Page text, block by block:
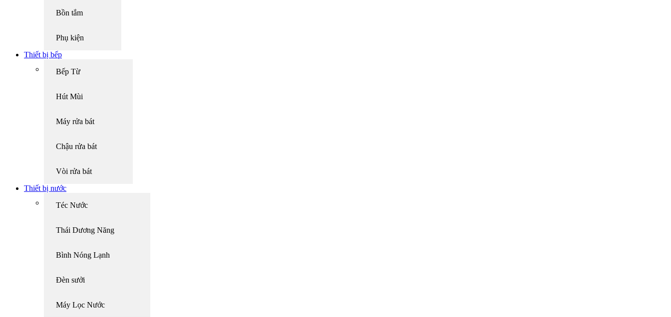
Bồn tắm
Phụ kiện
Thiết bị bếp
Bếp Từ
Hút Mùi
Máy rửa bát
Chậu rửa bát
Vòi rửa bát
Thiết bị nước
Téc Nước
Thái Dương Năng
Bình Nóng Lạnh
Đèn sưởi
Máy Lọc Nước